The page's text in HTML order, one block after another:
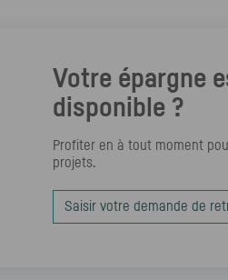
Votre épargne
disponible ?
Profiter en à tout moment
projets.
Saisir votre demande de